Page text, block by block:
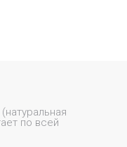
по всей